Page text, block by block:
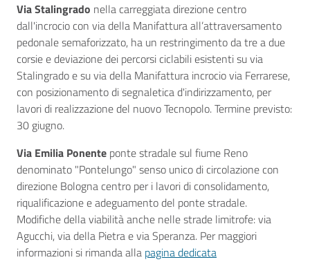
Via Stalingrado nella carreggiata direzione centro
dall'incrocio con via della Manifattura all’attraversamento
pedonale semaforizzato, ha un restringimento da tre a due
corsie e deviazione dei percorsi ciclabili esistenti su via
Stalingrado e su via della Manifattura incrocio via Ferrarese,
con posizionamento di segnaletica d'indirizzamento, per
lavori di realizzazione del nuovo Tecnopolo. Termine previsto:
30 giugno.
Via Emilia Ponente ponte stradale sul fiume Reno
denominato "Pontelungo" senso unico di circolazione con
direzione Bologna centro per i lavori di consolidamento,
riqualificazione e adeguamento del ponte stradale.
Modifiche della viabilità anche nelle strade limitrofe: via
Agucchi, via della Pietra e via Speranza. Per maggiori
informazioni si rimanda alla pagina dedicata